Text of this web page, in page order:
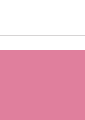
«FTS-Einsatz